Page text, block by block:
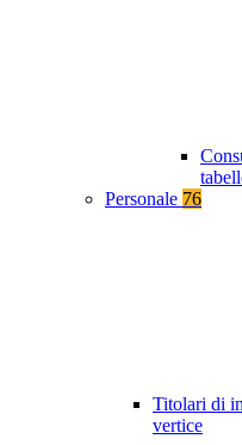
Personale 76
Titolari di
vertice